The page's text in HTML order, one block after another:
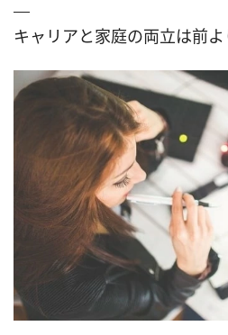
キャリアと家庭の両立は前